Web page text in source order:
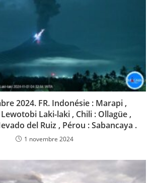
2024. FR. Indonésie : Marapi ,
Laki-laki , Chili : Ollagüe ,
del Ruiz , Pérou : Sabancaya .
1 novembre 2024